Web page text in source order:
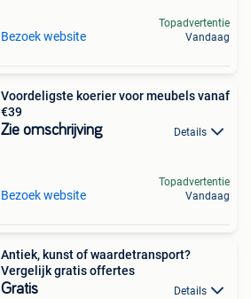
Bezoek website
Topadvertentie
Vandaag
Voordeligste koerier voor meubels vanaf
€39
Zie omschrijving Details
Bezoek website
Topadvertentie
Vandaag
Antiek, kunst of waardetransport?
Vergelijk gratis offertes
Gratis Details